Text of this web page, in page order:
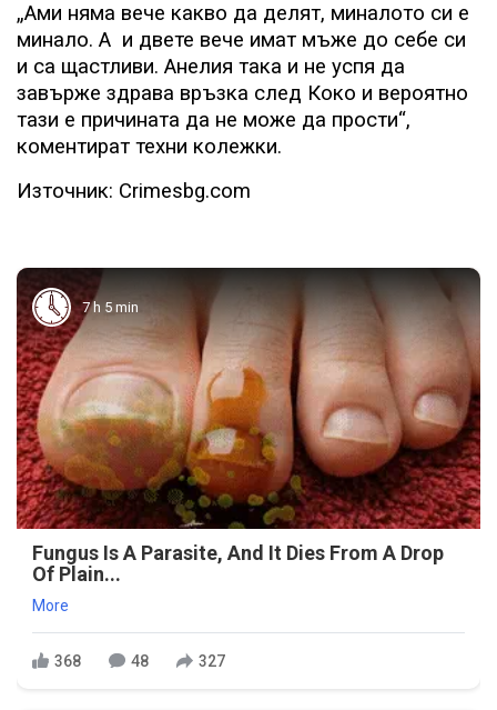
„Ами няма вече какво да делят, миналото си е
минало. А и двете вече имат мъже до себе си
и са щастливи. Анелия така и не успя да
завърже здрава връзка след Коко и вероятно
тази е причината да не може да прости“,
коментират техни колежки.
Източник: Crimesbg.com
7 h 5 min
Fungus Is A Parasite, And It Dies From A Drop
Of Plain...
More
368 48 327